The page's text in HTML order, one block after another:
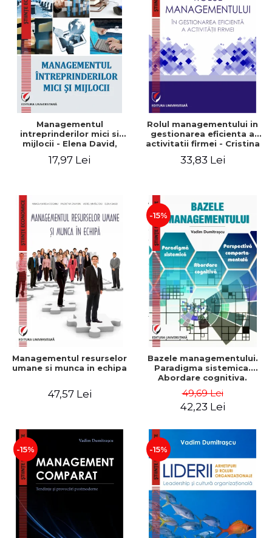
Managementul
intreprinderilor mici si
mijlocii - Elena David,
Roxana Carmen Ionescu,
17,97 Lei
Rolul managementului in
gestionarea eficienta a
activitatii firmei - Cristina
Gabriel Nastase, Mihaela-
33,83 Lei
Managementul resurselor
umane si munca in echipa
47,57 Lei
-15%
Bazele managementului.
Paradigma sistemica.
Abordare cognitiva.
comportamentala - Vadim
Dumitrascu
49,69 Lei
42,23 Lei
-15% -15%